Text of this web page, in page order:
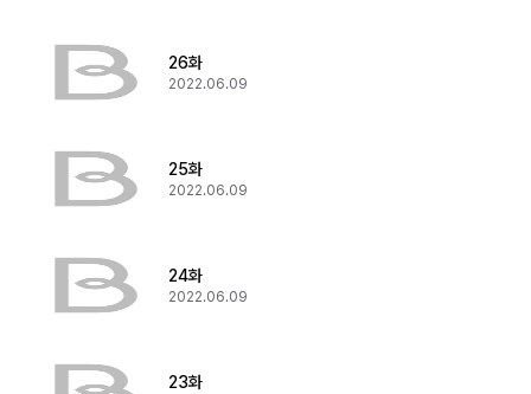
26화
2022.06.09
25화
2022.06.09
24화
2022.06.09
23화